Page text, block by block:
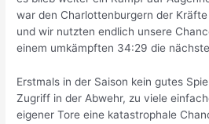
war den Charlottenburgern der
und wir nutzten endlich unsere
einem umkämpften 34:29 die
Erstmals in der Saison kein gutes
Zugriff in der Abwehr, zu viele
eigener Tore eine katastrophale